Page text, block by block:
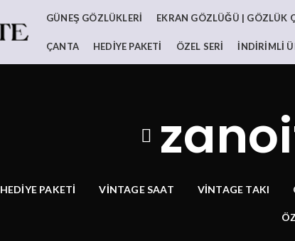
GÜNEŞ GÖZLÜKLERI EKRAN GÖZLÜĞÜ | GÖZLÜK
ÇANTA HEDIYE PAKETI ÖZEL SERI İNDIRIMLI
HEDIYE PAKETI VINTAGE SAAT VINTAGE TAKI